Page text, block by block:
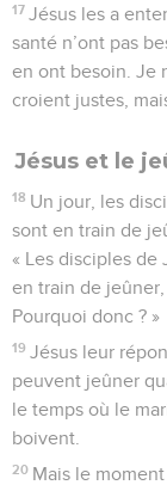
17 Jésus les a
santé n’ont pas
en ont besoin. Je
croient justes,
Jésus et le
18 Un jour, les
sont en train de
« Les disciples de
en train de
Pourquoi donc ? »
19 Jésus leur
peuvent jeûner
le temps où le
boivent.
20 Mais le